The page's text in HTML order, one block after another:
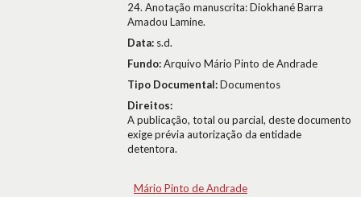
24. Anotação manuscrita: Diokhané Barra
Amadou Lamine.
Data: s.d.
Fundo:Arquivo Mário Pinto de Andrade
Tipo Documental:Documentos
Direitos:
A publicação, total ou parcial, deste documento
exige prévia autorização da entidade
detentora.
Mário Pinto de Andrade